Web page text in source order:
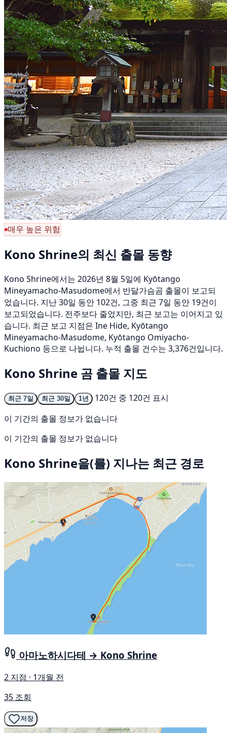
매우 높은 위험
Kono Shrine의 최신 출몰 동향
Kono Shrine에서는 2026년 8월 5일에 Kyōtango
Mineyamacho-Masudome에서 반달가슴곰 출몰이 보고되
었습니다. 지난 30일 동안 102건, 그중 최근 7일 동안 19건이
보고되었습니다. 전주보다 줄었지만, 최근 보고는 이어지고 있
습니다. 최근 보고 지점은 Ine Hide, Kyōtango
Mineyamacho-Masudome, Kyōtango Omiyacho-
Kuchiono 등으로 나뉩니다. 누적 출몰 건수는 3,376건입니다.
Kono Shrine 곰 출몰 지도
최근 7일 최근 30일 1년
120건 중 120건 표시
이 기간의 출몰 정보가 없습니다
이 기간의 출몰 정보가 없습니다
Kono Shrine을(를) 지나는 최근 경로
아마노하시다테 → Kono Shrine
2 지점 · 1개월 전
35 조회
저장